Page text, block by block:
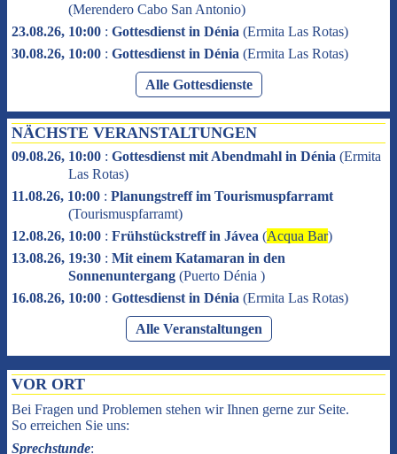
(Merendero Cabo San Antonio)
23.08.26, 10:00 : Gottesdienst in Dénia (Ermita Las Rotas)
30.08.26, 10:00 : Gottesdienst in Dénia (Ermita Las Rotas)
Alle Gottesdienste
NÄCHSTE VERANSTALTUNGEN
09.08.26, 10:00 : Gottesdienst mit Abendmahl in Dénia (Ermita
Las Rotas)
11.08.26, 10:00 : Planungstreff im Tourismuspfarramt
(Tourismuspfarramt)
12.08.26, 10:00 : Frühstückstreff in Jávea (Acqua Bar)
13.08.26, 19:30 : Mit einem Katamaran in den
Sonnenuntergang (Puerto Dénia )
16.08.26, 10:00 : Gottesdienst in Dénia (Ermita Las Rotas)
Alle Veranstaltungen
VOR ORT
Bei Fragen und Problemen stehen wir Ihnen gerne zur Seite.
So erreichen Sie uns:
Sprechstunde: